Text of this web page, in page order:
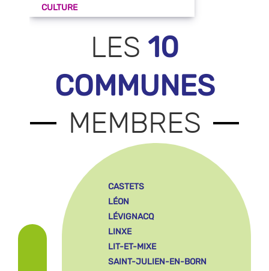
CULTURE
LES 10
COMMUNES
MEMBRES
CASTETS
LÉON
LÉVIGNACQ
LINXE
LIT-ET-MIXE
SAINT-JULIEN-EN-BORN